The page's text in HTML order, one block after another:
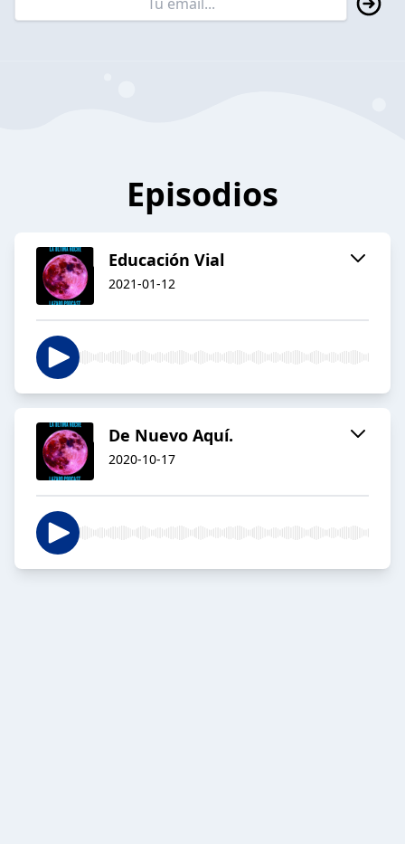
Episodios
Educación Vial
2021-01-12
De Nuevo Aquí.
2020-10-17